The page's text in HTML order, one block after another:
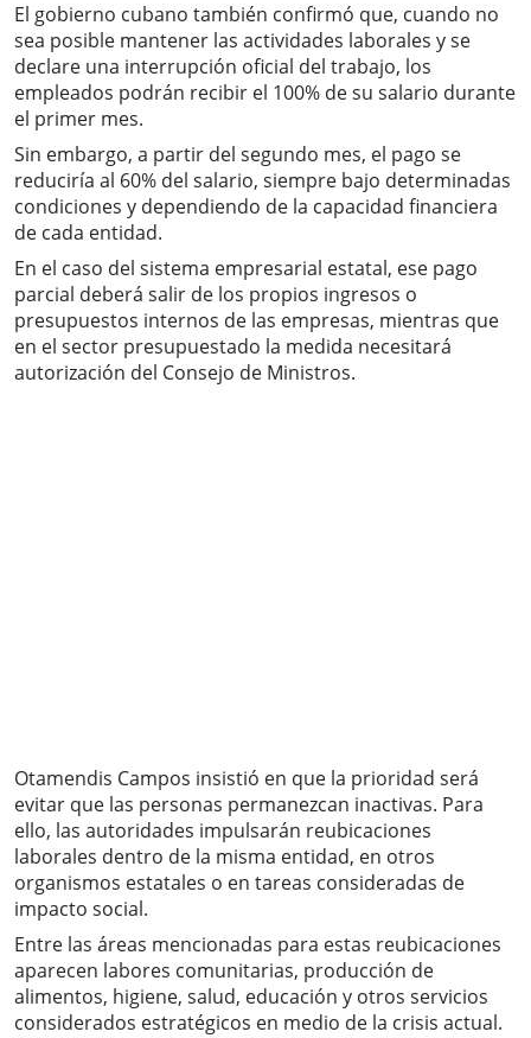
El gobierno cubano también confirmó que, cuando no
sea posible mantener las actividades laborales y se
declare una interrupción oficial del trabajo, los
empleados podrán recibir el 100% de su salario durante
el primer mes.
Sin embargo, a partir del segundo mes, el pago se
reduciría al 60% del salario, siempre bajo determinadas
condiciones y dependiendo de la capacidad financiera
de cada entidad.
En el caso del sistema empresarial estatal, ese pago
parcial deberá salir de los propios ingresos o
presupuestos internos de las empresas, mientras que
en el sector presupuestado la medida necesitará
autorización del Consejo de Ministros.
Otamendis Campos insistió en que la prioridad será
evitar que las personas permanezcan inactivas. Para
ello, las autoridades impulsarán reubicaciones
laborales dentro de la misma entidad, en otros
organismos estatales o en tareas consideradas de
impacto social.
Entre las áreas mencionadas para estas reubicaciones
aparecen labores comunitarias, producción de
alimentos, higiene, salud, educación y otros servicios
considerados estratégicos en medio de la crisis actual.